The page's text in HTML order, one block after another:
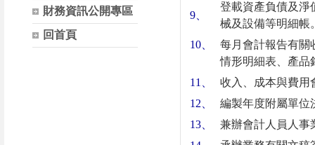
財務資訊公開專區
回首頁
9
登載資產負債及淨
械及設備等明細帳
10
每月會計報告有關
情形明細表、產品
11
收入、成本與費用
12
編製年度附屬單位
13
兼辦會計人員人事